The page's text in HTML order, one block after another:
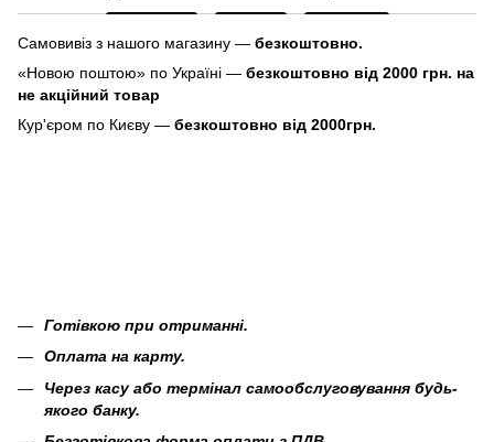
Самовивіз з нашого магазину — безкоштовно.
«Новою поштою» по Україні — безкоштовно від 2000 грн. на
не акційний товар
Кур'єром по Києву — безкоштовно від 2000грн.
Готівкою при отриманні.
Оплата на карту.
Через касу або термінал самообслуговування будь-
якого банку.